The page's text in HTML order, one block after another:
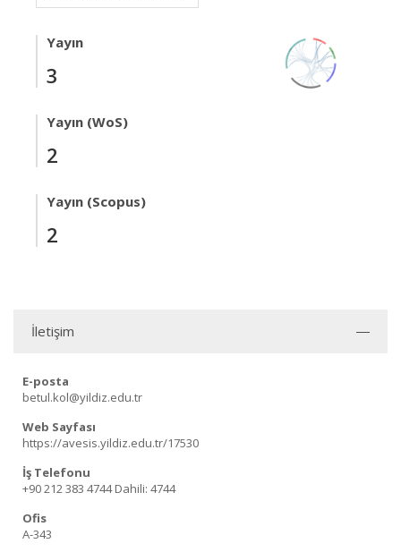
Yayın
3
Yayın (WoS)
2
Yayın (Scopus)
2
İletişim
E-posta
betul.kol@yildiz.edu.tr
Web Sayfası
https://avesis.yildiz.edu.tr/17530
İş Telefonu
+90 212 383 4744Dahili: 4744
Ofis
A-343